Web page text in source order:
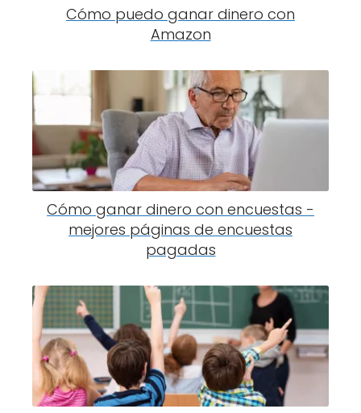
Cómo puedo ganar dinero con
Amazon
Cómo ganar dinero con encuestas -
mejores páginas de encuestas
pagadas